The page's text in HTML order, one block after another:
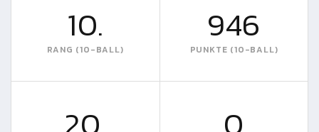
10.
RANG (10-BALL)
946
PUNKTE (10-BALL)